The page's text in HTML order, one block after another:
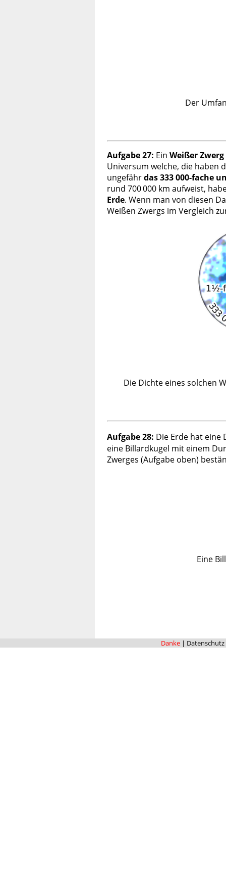
Der
Aufgabe 27: Ein Weißer Zwerg
Universum welche, die haben
ungefährdas 333 000-fache
rund 700 000 km aufweist,
Erde. Wenn man von diesen
Weißen Zwergs im Vergleich
Die Dichte eines solchen
Aufgabe 28: Die Erde hat eine
eine Billardkugel mit einem
Zwerges (Aufgabe oben)
Eine
Danke | Datenschutz